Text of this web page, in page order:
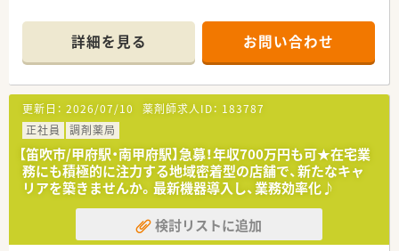
詳細を見る お問い合わせ
更新日： 2026/07/10 薬剤師求人ID： 183787
正社員
調剤薬局
【笛吹市/甲府駅・南甲府駅】急募！年収700万円も可★在宅業
務にも積極的に注力する地域密着型の店舗で、新たなキャ
リアを築きませんか。最新機器導入し、業務効率化♪
検討リストに追加